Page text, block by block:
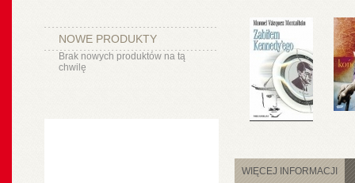
NOWE PRODUKTY
Brak nowych produktów na tą
chwilę
WIĘCEJ INFORMACJI